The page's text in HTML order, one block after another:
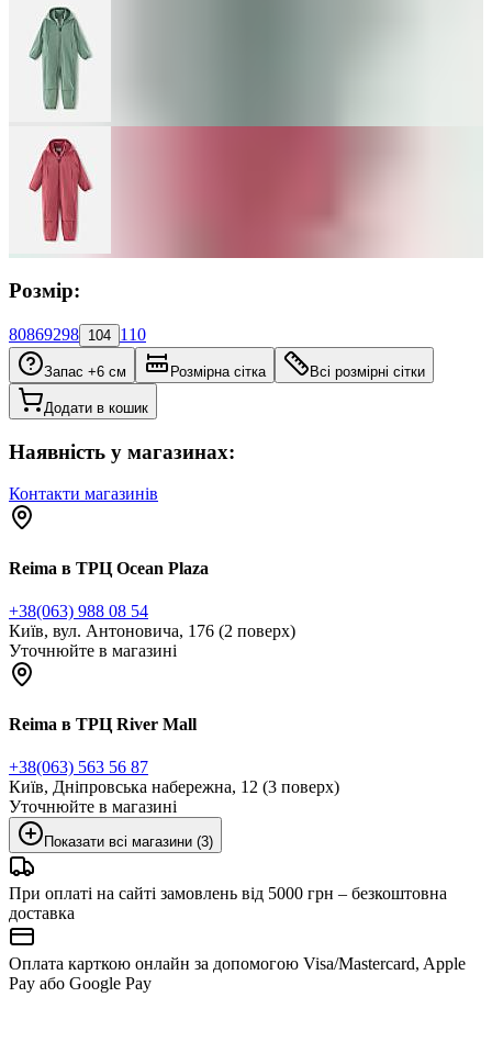
Розмір:
80869298 104 110
Запас +6 см Розмірна сітка Всі розмірні сітки
Додати в кошик
Наявність у магазинах:
Контакти магазинів
Reima в ТРЦ Ocean Plaza
+38(063) 988 08 54
Київ, вул. Антоновича, 176 (2 поверх)
Уточнюйте в магазині
Reima в ТРЦ River Mall
+38(063) 563 56 87
Київ, Дніпровська набережна, 12 (3 поверх)
Уточнюйте в магазині
Показати всі магазини (3)
При оплаті на сайті замовлень від 5000 грн – безкоштовна
доставка
Оплата карткою онлайн за допомогою Visa/Mastercard, Apple
Pay або Google Pay